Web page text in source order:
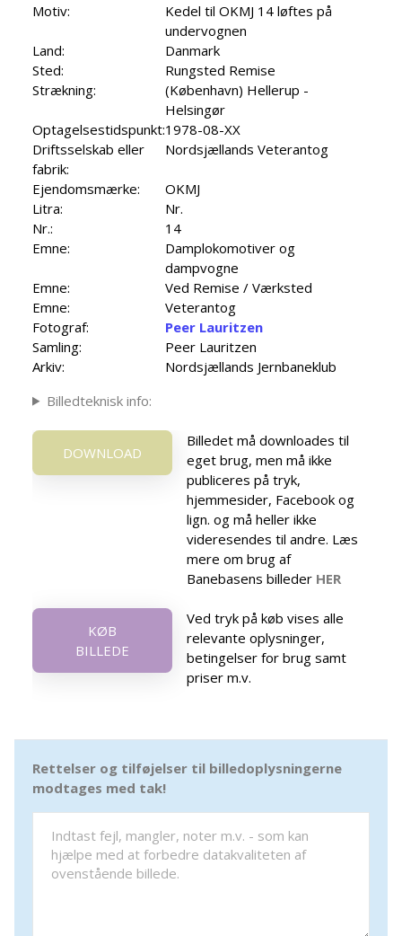
Motiv:
Kedel til OKMJ 14 løftes på
undervognen
Land:
Danmark
Sted:
Rungsted Remise
Strækning:
(København) Hellerup -
Helsingør
Optagelsestidspunkt:1978-08-XX
Driftsselskab eller
fabrik:
Nordsjællands Veterantog
Ejendomsmærke:
OKMJ
Litra:
Nr.
Nr.:
14
Emne:
Damplokomotiver og
dampvogne
Emne:
Ved Remise / Værksted
Emne:
Veterantog
Fotograf:
Peer Lauritzen
Samling:
Peer Lauritzen
Arkiv:
Nordsjællands Jernbaneklub
Billedteknisk info:
DOWNLOAD
Billedet må downloades til
eget brug, men må ikke
publiceres på tryk,
hjemmesider, Facebook og
lign. og må heller ikke
videresendes til andre. Læs
mere om brug af
Banebasens billeder HER
KØB
BILLEDE
Ved tryk på køb vises alle
relevante oplysninger,
betingelser for brug samt
priser m.v.
Rettelser og tilføjelser til billedoplysningerne
modtages med tak!